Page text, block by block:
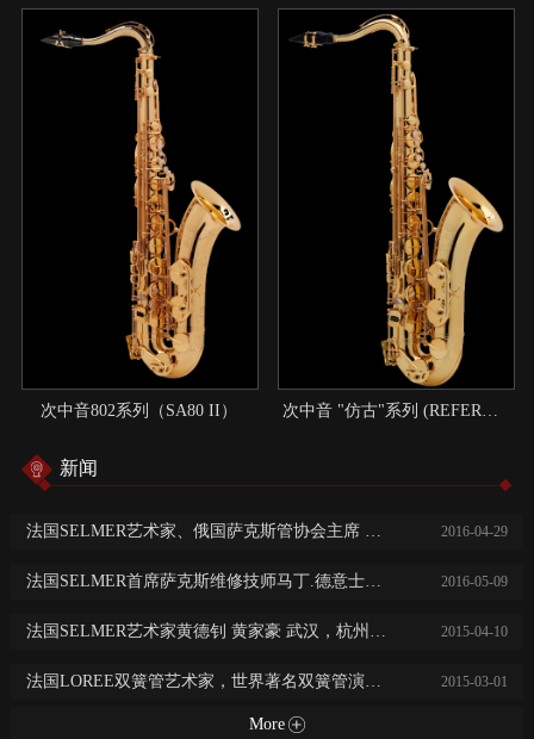
次中音802系列（SA80 II）
新闻
2016-04-29
法国SELMER首席萨克斯维修技师马丁.德意士免费乐器保养维修服务 2016-05-09
2015-04-10
法国LOREE双簧管艺术家，世界著名双簧管演奏家阿历克斯·克莱恩广州，西安，济南音乐会及大师班 2015-03-01
More